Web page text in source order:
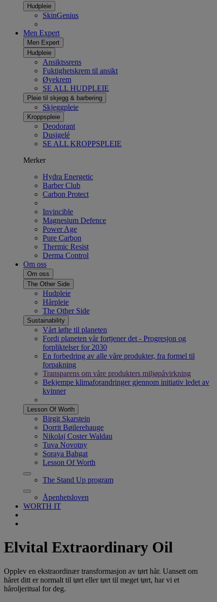
Hudpleie
SkinGenius
Men Expert
Men Expert
Hudpleie
Ansiktssrens
Fuktighetskrem til ansikt
Øyekrem
SE ALL HUDPLEIE
Pleie til skjegg & barbering
Skjeggpleie
Kroppspleie
Deodorant
Dusjgelé
SE ALL KROPPSPLEIE
Merker
Hydra Energetic
Barber Club
Carbon Protect
Invincible
Magnesium Defence
Power Age
Pure Carbon
Thermic Resist
Derma Control
Om oss
Om oss
The Other Side
Hudpleie
Hårpleie
The Other Side
Sustainability
Vårt løfte til planeten
Fordi planeten vår fortjener det - Progresjon og
forpliktelser for 2030
En forbedring av alle våre produkter, fra formel til
forpakning
Transparens om våre produkters miljøpåvirkning
Bekjempe klimaforandringer gjennom initiativ ledet av
kvinner
Lesson Of Worth
Birgit Skarstein
Dorrit Bøilerehauge
Nikolaj Coster Waldau
Tuva Novotny
Soraya Bahgat
Lesson Of Worth
The Stand Up program
Åpenhetsloven
WORTH IT
Elvital Extraordinary Oil
Opplev en ekstraordinær transformasjon av tørt hår. Uansett om
håret ditt er normalt til tørt eller tørt til meget tørt, har vi et
håroljeritual for deg.